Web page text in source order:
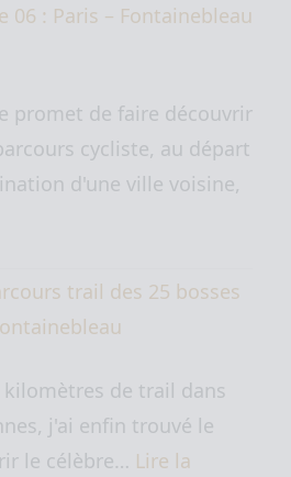
06 : Paris – Fontainebleau
promet de faire découvrir
cycliste, au départ
d'une ville voisine,
trail des 25 bosses
de trail dans
j'ai enfin trouvé le
le célèbre… Lire la